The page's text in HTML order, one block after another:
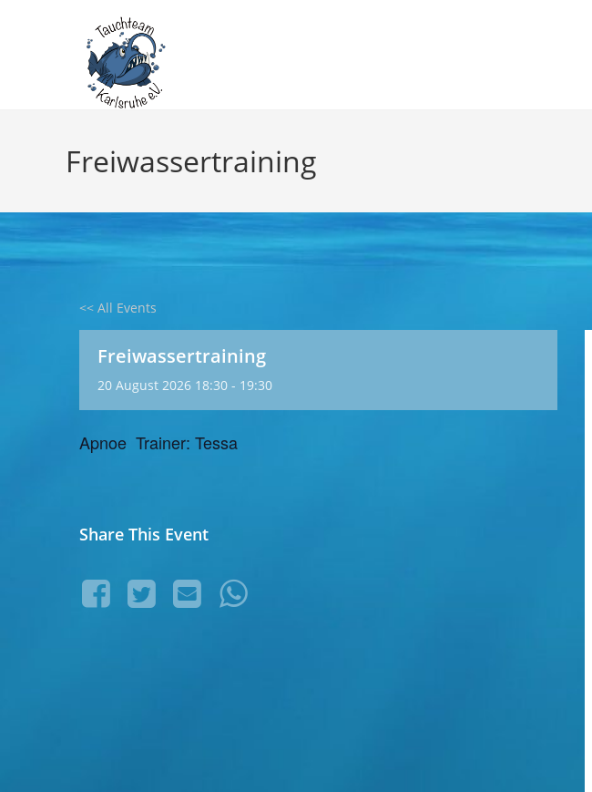
Freiwassertraining
<< All Events
Freiwassertraining
20 August 2026 18:30 - 19:30
Apnoe Trainer: Tessa
Share This Event